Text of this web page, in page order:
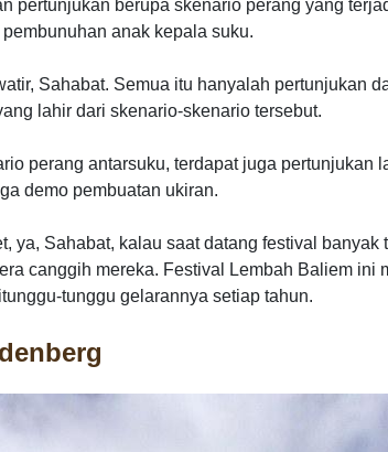
pertunjukan berupa skenario perang yang
pembunuhan anak kepala suku.
Sahabat. Semua itu hanyalah pertunjukan
lahir dari skenario-skenario tersebut.
perang antarsuku, terdapat juga pertunjukan
demo pembuatan ukiran.
ya, Sahabat, kalau saat datang festival banyak
canggih mereka. Festival Lembah Baliem ini
tunggu gelarannya setiap tahun.